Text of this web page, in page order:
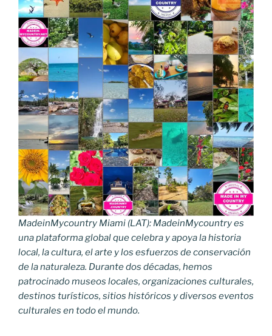
MadeinMycountry Miami (LAT): MadeinMycountry es
una plataforma global que celebra y apoya la historia
local, la cultura, el arte y los esfuerzos de conservación
de la naturaleza. Durante dos décadas, hemos
patrocinado museos locales, organizaciones culturales,
destinos turísticos, sitios históricos y diversos eventos
culturales en todo el mundo.